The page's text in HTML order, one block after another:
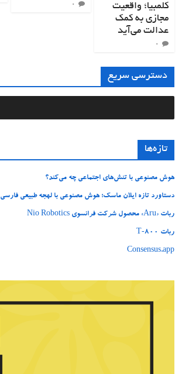
کلمبیا؛ واقعیت
مجازی به کمک
عدالت می‌آید
۰
۰
دسترسی سریع
تازه‌ها
هوش مصنوعی با تنش‌های اجتماعی چه می‌کند؟
دستاورد تازه ایلان ماسک؛ هوش مصنوعی با لهجه طبیعی فارسی
ربات «Aru» محصول شرکت فرانسوی Nio Robotics
ربات T‑800
Consensus.app